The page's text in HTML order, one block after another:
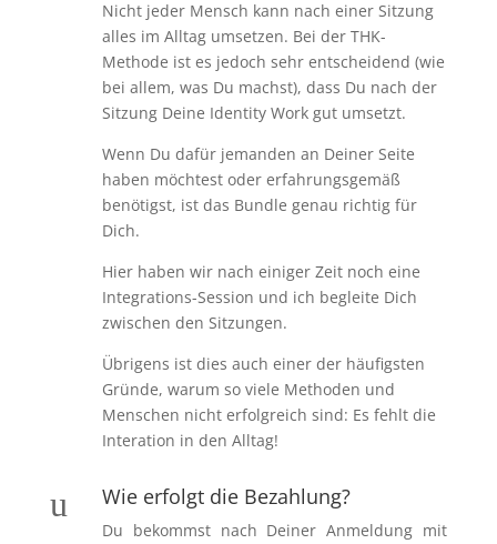
Nicht jeder Mensch kann nach einer Sitzung
alles im Alltag umsetzen. Bei der THK-
Methode ist es jedoch sehr entscheidend (wie
bei allem, was Du machst), dass Du nach der
Sitzung Deine Identity Work gut umsetzt.
Wenn Du dafür jemanden an Deiner Seite
haben möchtest oder erfahrungsgemäß
benötigst, ist das Bundle genau richtig für
Dich.
Hier haben wir nach einiger Zeit noch eine
Integrations-Session und ich begleite Dich
zwischen den Sitzungen.
Übrigens ist dies auch einer der häufigsten
Gründe, warum so viele Methoden und
Menschen nicht erfolgreich sind: Es fehlt die
Interation in den Alltag!
u Wie erfolgt die Bezahlung?
Du bekommst nach Deiner Anmeldung mit